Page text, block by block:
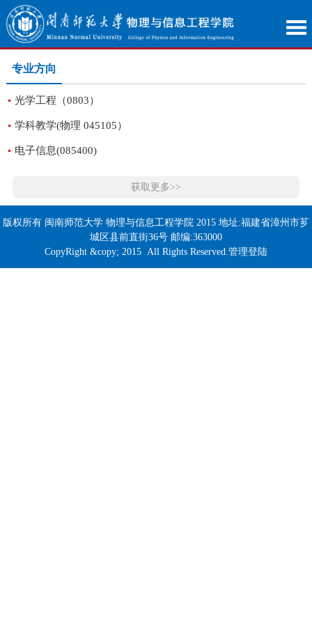
专业方向
光学工程（0803）
学科教学(物理 045105）
电子信息(085400)
获取更多>>
版权所有 闽南师范大学 物理与信息工程学院 2015 地址:福建省漳州市芗
城区县前直街36号 邮编:363000
CopyRight &copy; 2015 All Rights Reserved.管理登陆